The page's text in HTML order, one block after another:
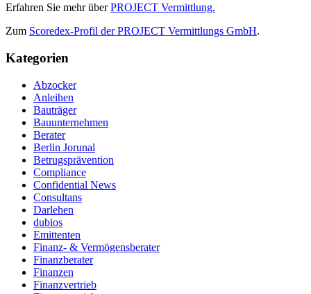
Erfahren Sie mehr überPROJECT Vermittlung.
Zum Scoredex-Profil der PROJECT Vermittlungs GmbH.
Kategorien
Abzocker
Anleihen
Bauträger
Bauunternehmen
Berater
Berlin Jorunal
Betrugsprävention
Compliance
Confidential News
Consultans
Darlehen
dubios
Emittenten
Finanz- & Vermögensberater
Finanzberater
Finanzen
Finanzvertrieb